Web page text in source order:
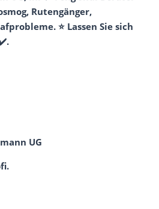
Rutengänger,
⭐ Lassen Sie sich
UG